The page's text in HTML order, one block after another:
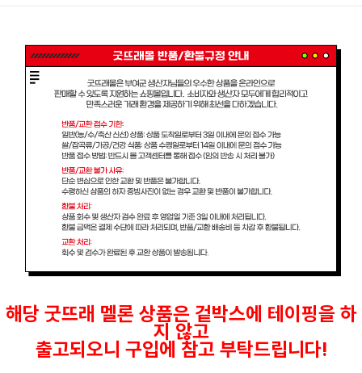
해당 굿뜨래 멜론 상품은 겉박스에 테이핑을 하
지 않고
출고되오니 구입에 참고 부탁드립니다!